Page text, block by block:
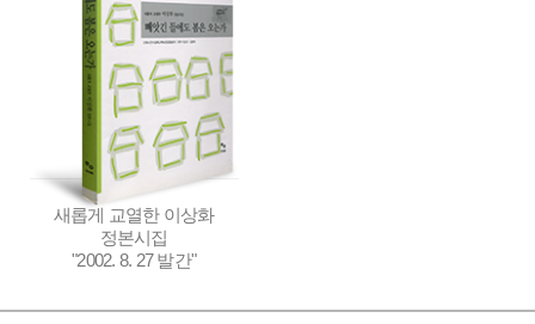
새롭게 교열한 이상화
정본시집
"2002. 8. 27 발간"